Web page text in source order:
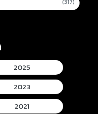
2025
2023
2021